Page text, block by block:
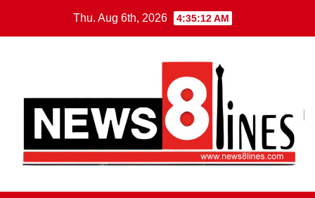
Thu. Aug 6th, 2026 4:35:13 AM